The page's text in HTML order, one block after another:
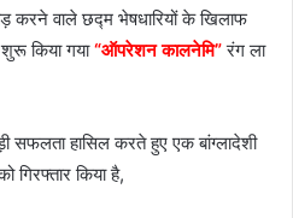
वाले छद्म भेषधारियों के खिलाफ
किया गया“ऑपरेशन कालनेमि”रंग ला
हासिल करते हुए एक बांग्लादेशी
गिरफ्तार किया है,